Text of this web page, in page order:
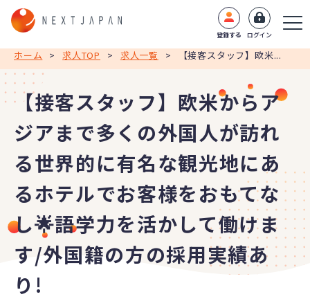
登録する ログイン
ホーム > 求人TOP > 求人一覧 > 【接客スタッフ】欧米...
【接客スタッフ】欧米からア
ジアまで多くの外国人が訪れ
る世界的に有名な観光地にあ
るホテルでお客様をおもてな
し🌟語学力を活かして働けま
す/外国籍の方の採用実績あ
り!